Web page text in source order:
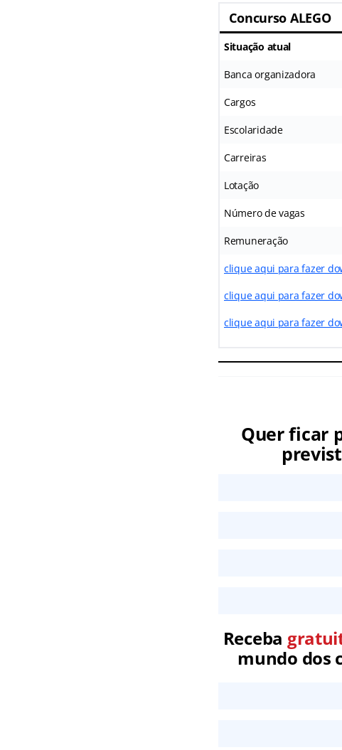
Concurso ALEGO
Situação atual
Banca organizadora
Cargos
Escolaridade
Carreiras
Lotação
Número de vagas
Remuneração
clique aqui para fazer
clique aqui para fazer
clique aqui para fazer
Quer ficar
Receba
mundo dos